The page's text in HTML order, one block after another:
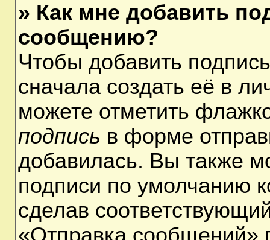
» Как мне добавить
сообщению?
Чтобы добавить
сначала создать её в
можете отметить
подпись в форме
добавилась. Вы также
подписи по умолчанию
сделав
«Отправка сообщений»